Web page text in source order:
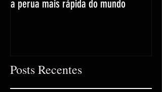
a perua mais rápida do mundo
Posts Recentes